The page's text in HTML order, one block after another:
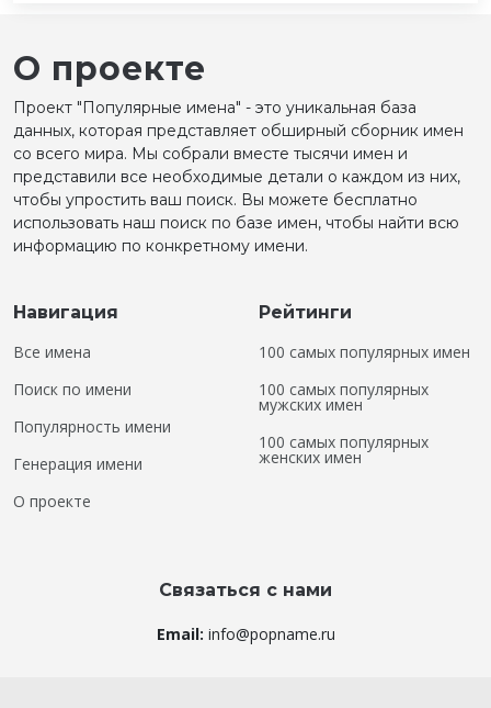
О проекте
Проект "Популярные имена" - это уникальная база
данных, которая представляет обширный сборник имен
со всего мира. Мы собрали вместе тысячи имен и
представили все необходимые детали о каждом из них,
чтобы упростить ваш поиск. Вы можете бесплатно
использовать наш поиск по базе имен, чтобы найти всю
информацию по конкретному имени.
Навигация
Все имена
Поиск по имени
Популярность имени
Генерация имени
О проекте
Рейтинги
100 самых популярных имен
100 самых популярных
мужских имен
100 самых популярных
женских имен
Связаться с нами
Email: info@popname.ru